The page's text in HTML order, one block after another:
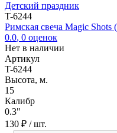
Детский праздник
T-6244
Римская свеча Magic Shots
0.0, 0 оценок
Нет в наличии
Артикул
T-6244
Высота, м.
15
Калибр
0.3"
130 ₽ / шт.